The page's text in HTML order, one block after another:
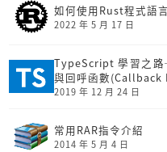
如何使用Rust程式語
2022 年 5 月 17 日
TypeScript 學習之
與回呼函數
2019 年 12 月 24 日
常用RAR指令介紹
2014 年 5 月 4 日